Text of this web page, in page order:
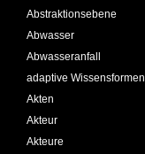
Abstraktionsebene
Abwasser
Abwasseranfall
adaptive Wissensformen
Akten
Akteur
Akteure